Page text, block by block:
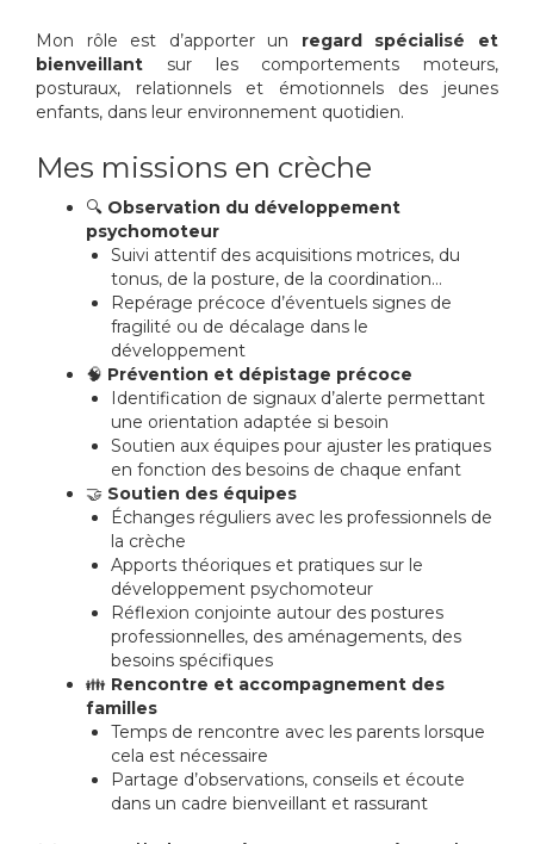
Mon rôle est d’apporter un regard spécialisé et
bienveillant sur les comportements moteurs,
posturaux, relationnels et émotionnels des jeunes
enfants, dans leur environnement quotidien.
Mes missions en crèche
🔍 Observation du développement
psychomoteur
Suivi attentif des acquisitions motrices, du
tonus, de la posture, de la coordination…
Repérage précoce d’éventuels signes de
fragilité ou de décalage dans le
développement
🧠 Prévention et dépistage précoce
Identification de signaux d’alerte permettant
une orientation adaptée si besoin
Soutien aux équipes pour ajuster les pratiques
en fonction des besoins de chaque enfant
🤝 Soutien des équipes
Échanges réguliers avec les professionnels de
la crèche
Apports théoriques et pratiques sur le
développement psychomoteur
Réflexion conjointe autour des postures
professionnelles, des aménagements, des
besoins spécifiques
👪 Rencontre et accompagnement des
familles
Temps de rencontre avec les parents lorsque
cela est nécessaire
Partage d’observations, conseils et écoute
dans un cadre bienveillant et rassurant